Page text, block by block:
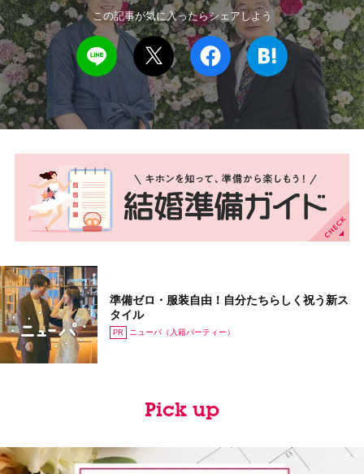
この記事が気に入ったらシェアしよう
準備ゼロ・服装自由！自分たちらしく祝う新ス
タイル
ニューパ（入籍パーティー）
Pick up